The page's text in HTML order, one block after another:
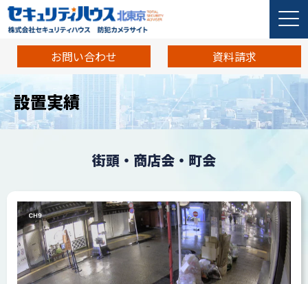
お問い合わせ 資料請求
設置実績
街頭・商店会・町会